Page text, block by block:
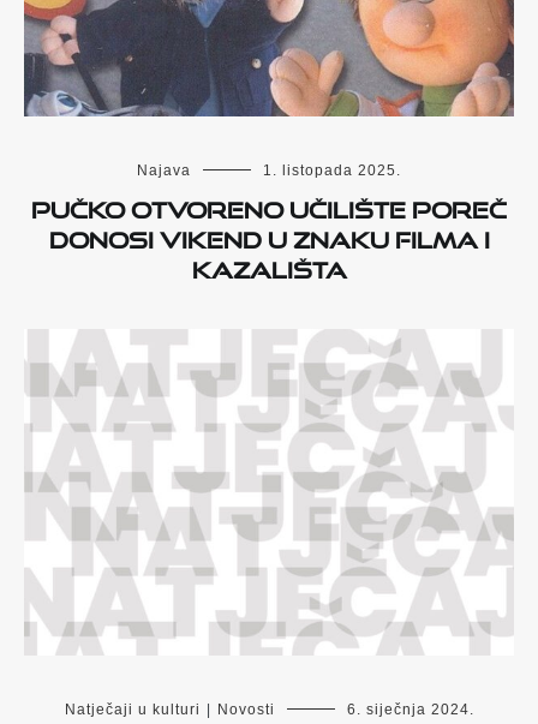
Najava 1. listopada 2025.
PUČKO OTVORENO UČILIŠTE POREČ
DONOSI VIKEND U ZNAKU FILMA I
KAZALIŠTA
Natječaji u kulturi | Novosti 6. siječnja 2024.